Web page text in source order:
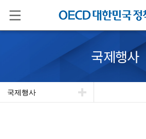
검색
국제행사
국제행사